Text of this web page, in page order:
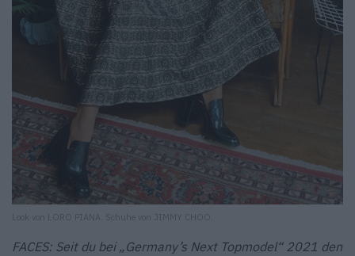
Look von LORO PIANA. Schuhe von JIMMY CHOO.
FACES: Seit du bei „Germany’s Next Topmodel“ 2021 den